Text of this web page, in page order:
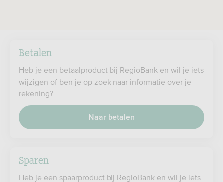
Betalen
Heb je een betaalproduct bij RegioBank en wil je iets
wijzigen of ben je op zoek naar informatie over je
rekening?
Naar betalen
Sparen
Heb je een spaarproduct bij RegioBank en wil je iets